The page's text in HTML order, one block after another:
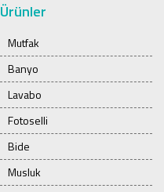
Ürünler
Mutfak
Banyo
Lavabo
Fotoselli
Bide
Musluk